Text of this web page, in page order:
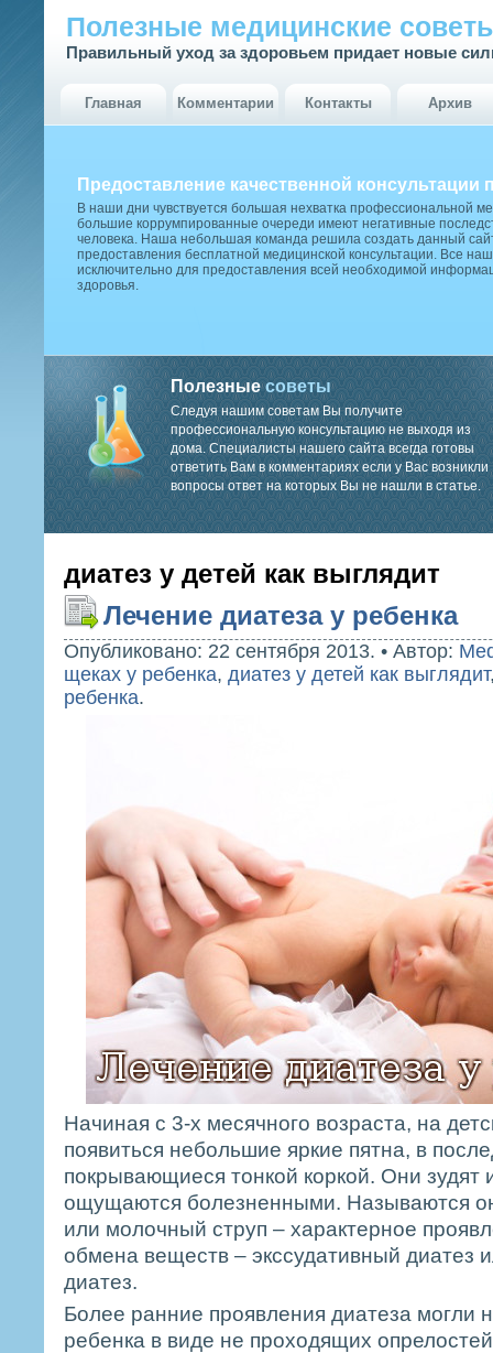
Полезные медицинские
Правильный уход за здоровьем придает новые
Главная Комментарии Контакты Архив
Предоставление качественной консультации
В наши дни чувствуется большая нехватка профессиональной
большие коррумпированные очереди имеют негативные
человека. Наша небольшая команда решила создать данный
предоставления бесплатной медицинской консультации. Все
исключительно для предоставления всей необходимой
здоровья.
Полезныесоветы
Следуя нашим советам Вы получите
профессиональную консультацию не выходя из
дома. Специалисты нашего сайта всегда готовы
ответить Вам в комментариях если у Вас возникли
вопросы ответ на которых Вы не нашли в статье.
диатез у детей как выглядит
Лечение диатеза у ребенка
Опубликовано: 22 сентября 2013. • Автор:
щеках у ребенка, диатез у детей как выглядит
ребенка.
Начиная с 3-х месячного возраста, на
появиться небольшие яркие пятна, в
покрывающиеся тонкой коркой. Они зудят
ощущаются болезненными. Называются
или молочный струп – характерное
обмена веществ – экссудативный диатез
диатез.
Более ранние проявления диатеза могли
ребенка в виде не проходящих